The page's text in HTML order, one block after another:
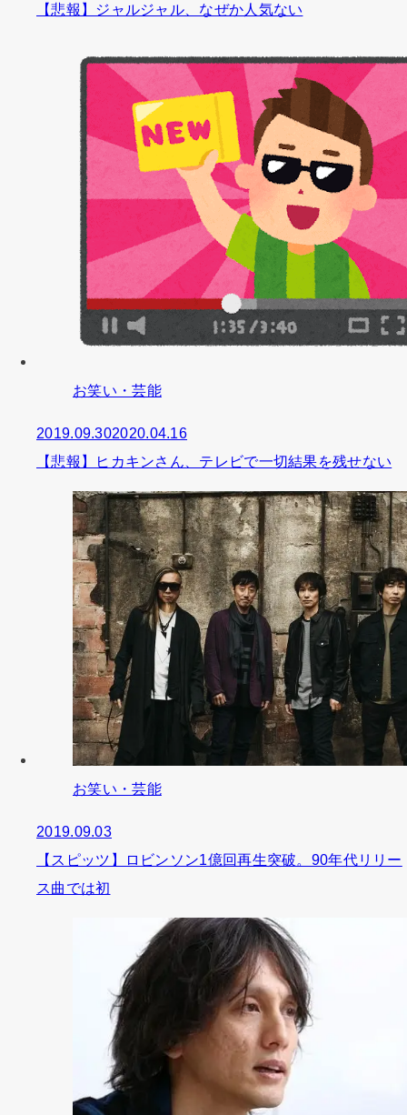
【悲報】ジャルジャル、なぜか人気ない
お笑い・芸能
2019.09.302020.04.16
【悲報】ヒカキンさん、テレビで一切結果を残せない
お笑い・芸能
2019.09.03
【スピッツ】ロビンソン1億回再生突破。90年代リリー
ス曲では初